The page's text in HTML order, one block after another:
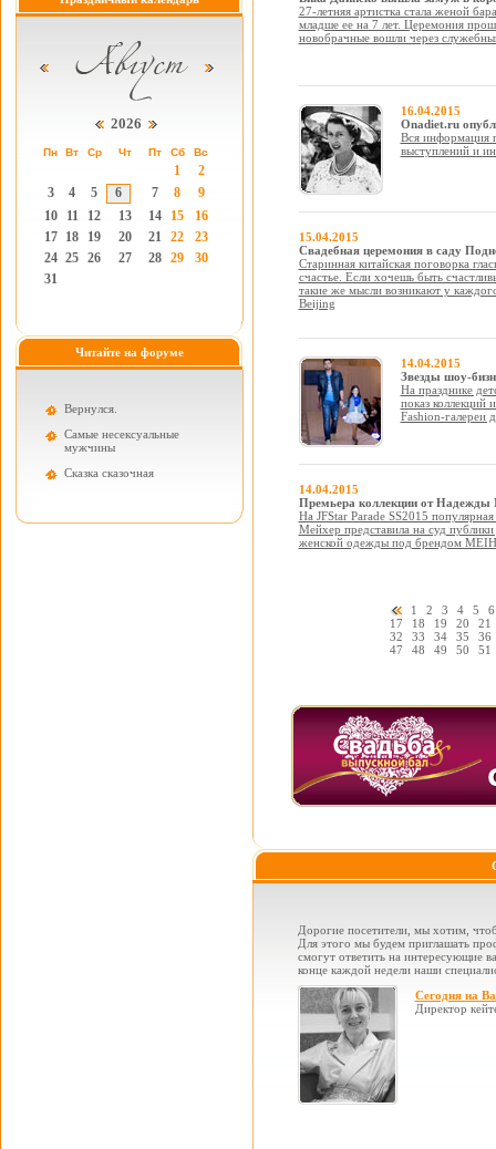
2026
Пн Вт Ср Чт Пт Сб Вс
1
2
3
4 5 6 7 8
9
10
11 12 13 14 15
16
17
18 19 20 21 22
23
24 25 26 27 28 29
30
31
Читайте на форуме
Вернулся.
Самые несексуальные
мужчины
Cказка сказочная
27-летняя артистка стала женой
младше ее на 7 лет. Церемония
новобрачные вошли через
16.04.2015
Onadiet.ru
Вся информация
выступлений и
15.04.2015
Свадебная церемония в саду
Старинная китайская поговорка
счастье. Если хочешь быть
такие же мысли возникают у
Beijing
14.04.2015
Звезды шоу-
На празднике
показ коллекций
Fashion-галереи
14.04.2015
Премьера коллекции от Надежды
На JFStar Parade SS2015
Мейхер представила на суд
женской одежды под брендом
1 2 3 4 5
6
17
18 19 20
21
32
33 34 35
36
47
48 49 50 51
Дорогие посетители, мы хотим,
Для этого мы будем приглашать
смогут ответить на интересующие
конце каждой недели наши
Сегодня на
Директор